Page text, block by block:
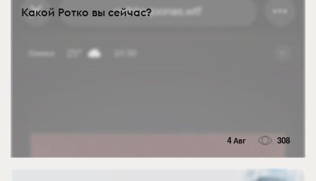
Какой Ротко вы сейчас?
4 Авг 308